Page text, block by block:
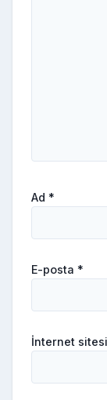
Ad *
E-posta *
İnternet sitesi